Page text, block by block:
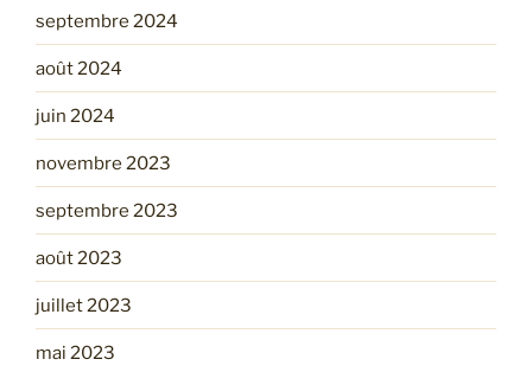
septembre 2024
août 2024
juin 2024
novembre 2023
septembre 2023
août 2023
juillet 2023
mai 2023